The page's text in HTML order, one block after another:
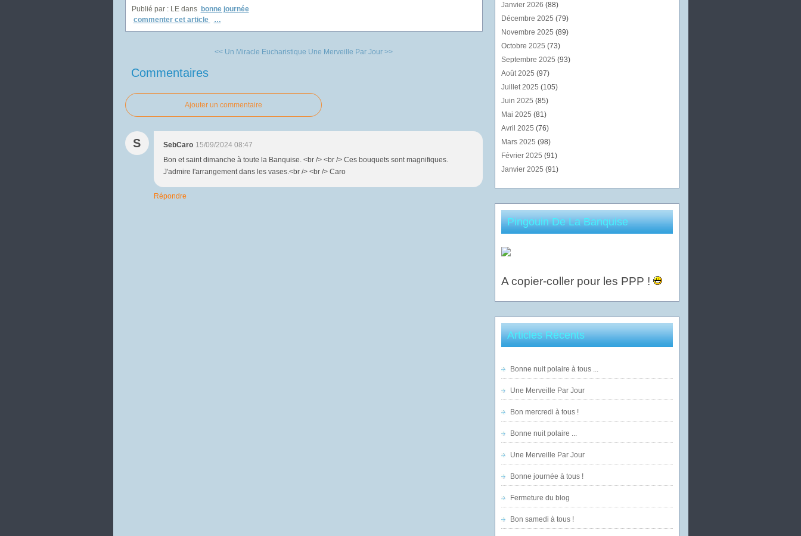
Publié par : LE dans bonne journée
commenter cet article
…
<< Un Miracle Eucharistique Une Merveille Par Jour >>
Commentaires
Ajouter un commentaire
S SebCaro 15/09/2024 08:47
Bon et saint dimanche à toute la Banquise. <br /> <br /> Ces bouquets sont magnifiques.
J'admire l'arrangement dans les vases.<br /> <br /> Caro
Répondre
Janvier 2026 (88)
Décembre 2025 (79)
Novembre 2025 (89)
Octobre 2025 (73)
Septembre 2025 (93)
Août 2025 (97)
Juillet 2025 (105)
Juin 2025 (85)
Mai 2025 (81)
Avril 2025 (76)
Mars 2025 (98)
Février 2025 (91)
Janvier 2025 (91)
Pingouin De La Banquise
A copier-coller pour les PPP !
Articles Récents
Bonne nuit polaire à tous ...
Une Merveille Par Jour
Bon mercredi à tous !
Bonne nuit polaire ...
Une Merveille Par Jour
Bonne journée à tous !
Fermeture du blog
Bon samedi à tous !